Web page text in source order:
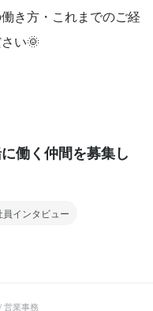
き方・これまでのご経
い🌞
働く仲間を募集し
員インタビュー
営業事務